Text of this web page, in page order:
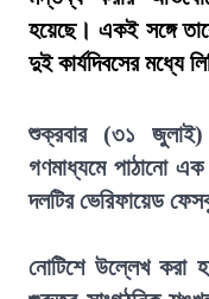
হয়েছে। একই সঙ্গে
দুই কার্যদিবসের মধ্যে
শুক্রবার (৩১
গণমাধ্যমে পাঠানো
দলটির ভেরিফায়েড
নোটিশে উল্লেখ করা